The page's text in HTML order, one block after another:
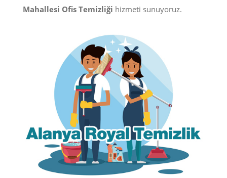
Mahallesi Ofis Temizliği hizmeti sunuyoruz.